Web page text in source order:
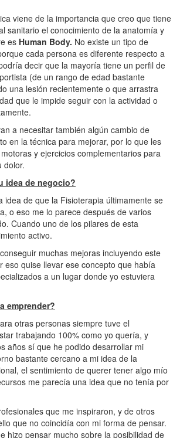
viene de la importancia que creo que tiene
sanitario el conocimiento de la anatomía y
es Human Body. No existe un tipo de
cada persona es diferente respecto a
decir que la mayoría tiene un perfil de
(de un rango de edad bastante
una lesión recientemente o que arrastra
que le impide seguir con la actividad o
a necesitar también algún cambio de
en la técnica para mejorar, por lo que les
y ejercicios complementarios para
dolor.
idea de negocio?
idea de que la Fisioterapia últimamente se
o eso me lo parece después de varios
Cuando uno de los pilares de esta
activo.
muchas mejoras incluyendo este
eso quise llevar ese concepto que había
a un lugar donde yo estuviera
emprender?
otras personas siempre tuve el
trabajando 100% como yo quería, y
años sí que he podido desarrollar mi
bastante cercano a mi idea de la
el sentimiento de querer tener algo mío
me parecía una idea que no tenía por
que me inspiraron, y de otros
que no coincidía con mi forma de pensar.
hizo pensar mucho sobre la posibilidad de